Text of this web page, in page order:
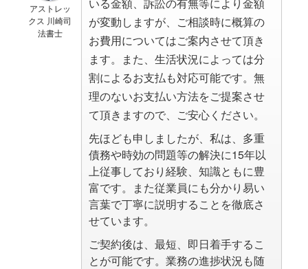
アストレッ
クス 川崎司
法書士
が変動しますが、ご相談時に概算の
お費用についてはご案内させて頂き
ます。また、生活状況によっては分
割によるお支払も対応可能です。無
理のないお支払い方法をご提案させ
て頂きますので、ご安心ください。
先ほども申しましたが、私は、多重
債務や時効の問題等の解決に15年以
上従事しており経験、知識ともに豊
富です。また従業員にも分かり易い
言葉で丁寧に説明することを徹底さ
せています。
ご契約後は、最短、即日着手するこ
とが可能です。業務の進捗状況も随